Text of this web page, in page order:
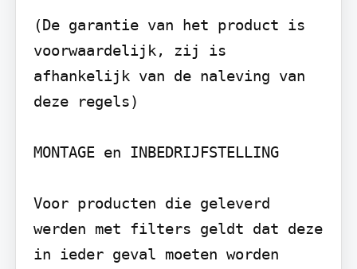
(De garantie van het product is
voorwaardelijk, zij is
afhankelijk van de naleving van
deze regels)
MONTAGE en INBEDRIJFSTELLING
Voor producten die geleverd
werden met filters geldt dat deze
in ieder geval moeten worden